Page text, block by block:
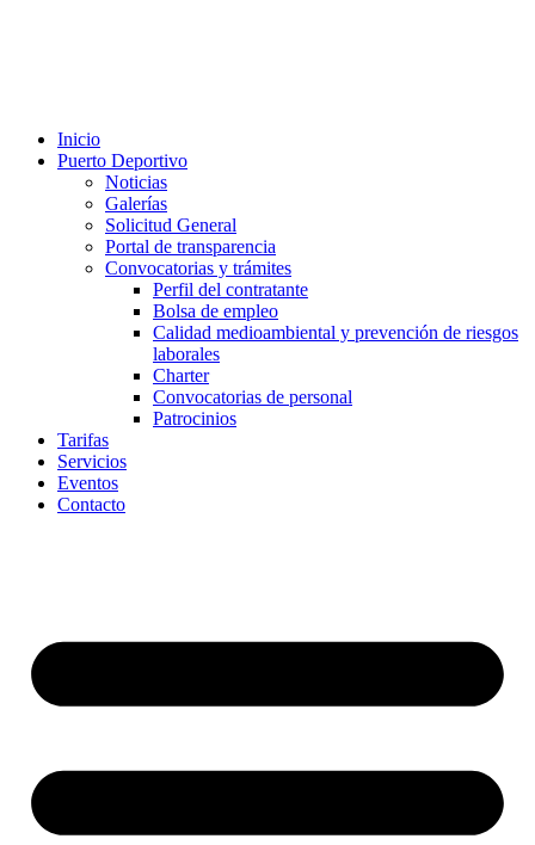
Inicio
Puerto Deportivo
Noticias
Galerías
Solicitud General
Portal de transparencia
Convocatorias y trámites
Perfil del contratante
Bolsa de empleo
Calidad medioambiental y prevención de riesgos
laborales
Charter
Convocatorias de personal
Patrocinios
Tarifas
Servicios
Eventos
Contacto